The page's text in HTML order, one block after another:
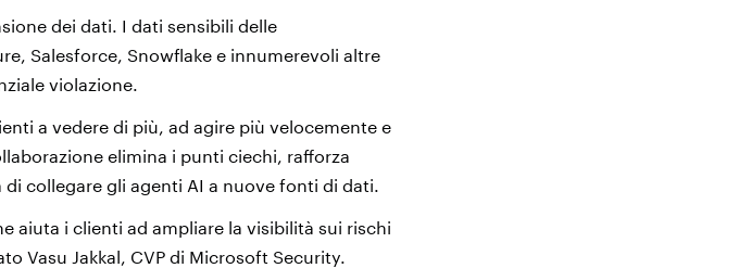
dei dati. I dati sensibili delle
Salesforce, Snowflake e innumerevoli altre
violazione.
a vedere di più, ad agire più velocemente e
elimina i punti ciechi, rafforza
collegare gli agenti AI a nuove fonti di dati.
aiuta i clienti ad ampliare la visibilità sui rischi
Vasu Jakkal, CVP di Microsoft Security.